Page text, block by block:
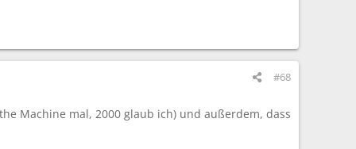
#68
Machine mal, 2000 glaub ich) und außerdem, dass